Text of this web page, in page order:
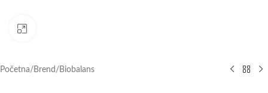
Početna/ Brend / Biobalans